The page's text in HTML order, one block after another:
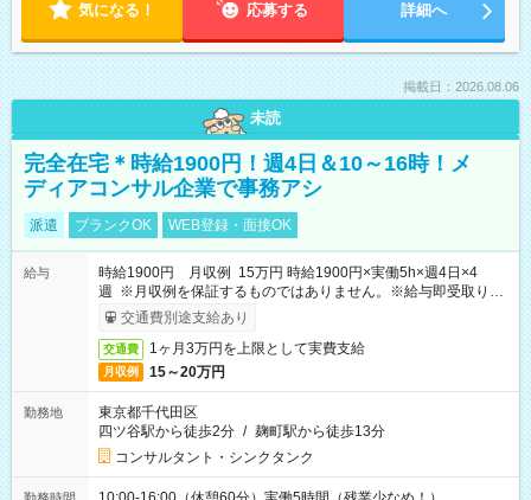
気になる！ 応募する 詳細へ
掲載日：2026.08.06
未読
完全在宅＊時給1900円！週4日＆10～16時！メ
ディアコンサル企業で事務アシ
派遣 ブランクOK WEB登録・面接OK
給与
時給1900円 月収例 15万円 時給1900円×実働5h×週4日×4
週 ※月収例を保証するものではありません。※給与即受取りサ
ービス利用可（利用条件有）
交通費別途支給あり
交通費 1ヶ月3万円を上限として実費支給
月収例 15～20万円
勤務地
東京都千代田区
四ツ谷駅から徒歩2分 / 麹町駅から徒歩13分
コンサルタント・シンクタンク